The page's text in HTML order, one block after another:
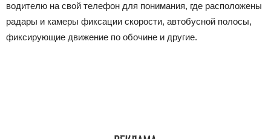
водителю на свой телефон для понимания, где расположены
радары и камеры фиксации скорости, автобусной полосы,
фиксирующие движение по обочине и другие.